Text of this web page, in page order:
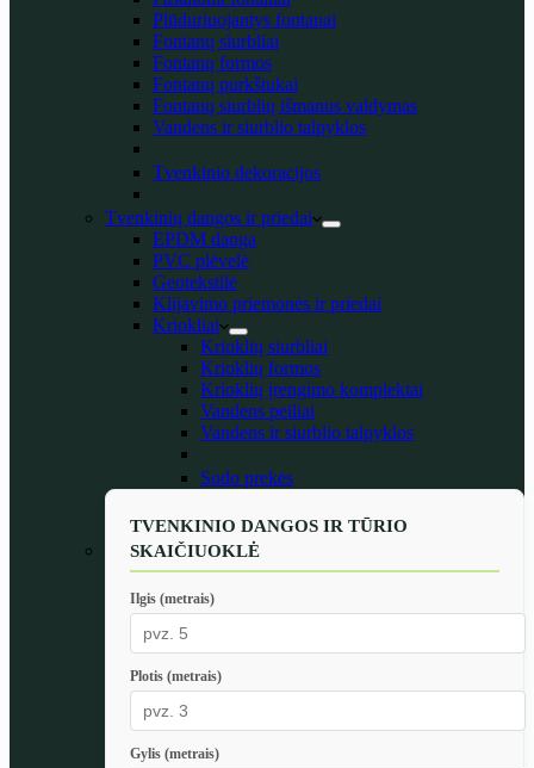
Plūduriuojantys fontanai
Fontanų siurbliai
Fontanų formos
Fontanų purkštukai
Fontanų siurblių išmanus valdymas
Vandens ir siurblio talpyklos
Tvenkinio dekoracijos
Tvenkinių dangos ir priedai
EPDM danga
PVC plėvelė
Geotekstilė
Klijavimo priemonės ir priedai
Kriokliai
Krioklių siurbliai
Krioklių formos
Krioklių įrengimo komplektai
Vandens peiliai
Vandens ir siurblio talpyklos
Sodo prekės
TVENKINIO DANGOS IR TŪRIO
SKAIČIUOKLĖ
Ilgis (metrais)
Plotis (metrais)
Gylis (metrais)